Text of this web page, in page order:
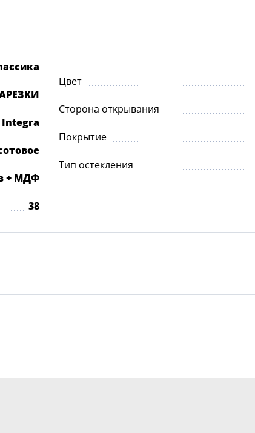
+ МДФ
38
Цвет
Сторона открывания
Покрытие
Тип остекления